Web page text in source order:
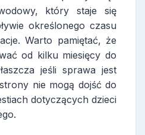
który staje się
określonego czasu
Warto pamiętać, że
od kilku miesięcy do
jeśli sprawa jest
nie mogą dojść do
dotyczących dzieci